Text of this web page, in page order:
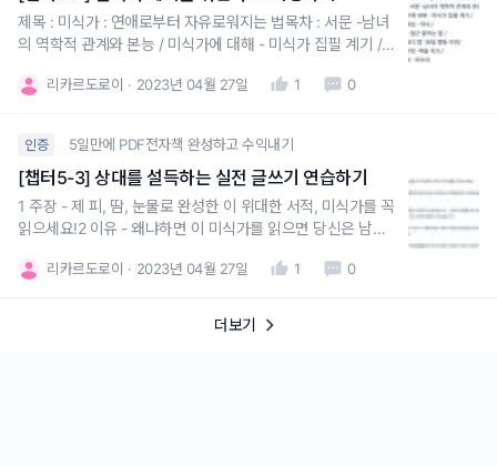
제목 : 미식가 : 연애로부터 자유로워지는 법목차 : 서문 -남녀
의 역학적 관계와 본능 / 미식가에 대해 - 미식가 집필 계기 /
행동 미션/참조문헌 -책들 적기 /맺음말 - 마무리
리카르도로이 2023년 04월 27일 1 0
인증 5일만에 PDF전자책 완성하고 수익내기
[챕터5-3] 상대를 설득하는 실전 글쓰기 연습하기
1 주장 - 제 피, 땀, 눈물로 완성한 이 위대한 서적, 미식가를 꼭
읽으세요!2 이유 - 왜냐하면 이 미식가를 읽으면 당신은 남자
수 있어요!3 사례 - 저는 4년 동안 딱 1명의 여자만 만났었습
자를 만났습니다. 미스코리아 출신도
리카르도로이 2023년 04월 27일 1 0
더보기